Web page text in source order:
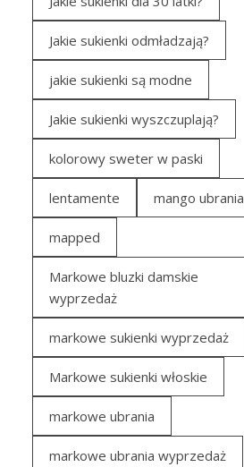
Jakie sukienki odmładzają?
jakie sukienki są modne
Jakie sukienki wyszczuplają?
kolorowy sweter w paski
lentamente mango ubrania
mapped
Markowe bluzki damskie
wyprzedaż
markowe sukienki wyprzedaż
Markowe sukienki włoskie
markowe ubrania
markowe ubrania wyprzedaż